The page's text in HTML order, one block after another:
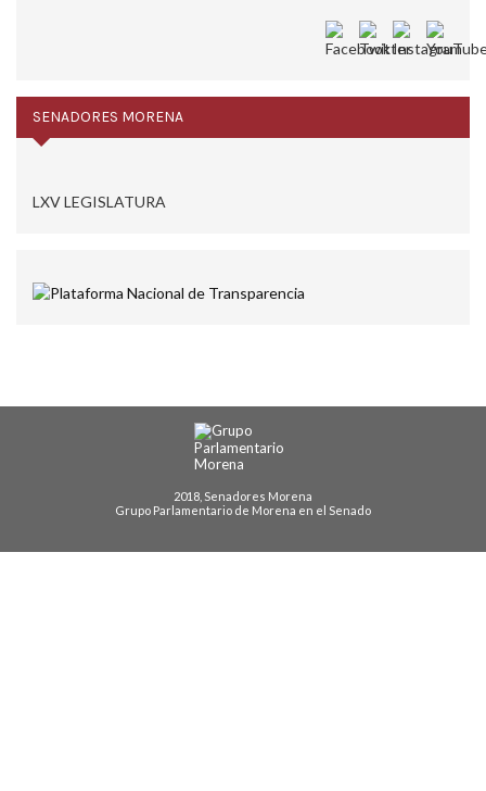
SENADORES MORENA
LXV LEGISLATURA
2018, Senadores Morena
Grupo Parlamentario de Morena en el Senado